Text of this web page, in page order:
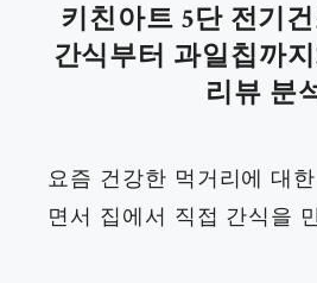
키친아트 5단 전기
간식부터 과일칩까지
리뷰 분
요즘 건강한 먹거리에 대
면서 집에서 직접 간식을